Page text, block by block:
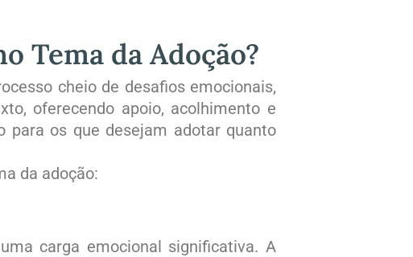
Tema da Adoção?​
cheio de desafios emocionais,
oferecendo apoio, acolhimento e
para os que desejam adotar quanto
da adoção:
carga emocional significativa. A